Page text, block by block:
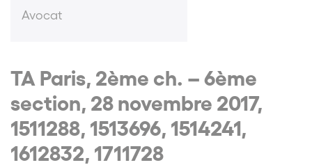
Avocat
TA Paris, 2ème ch. – 6ème
section, 28 novembre 2017,
1511288, 1513696, 1514241,
1612832, 1711728